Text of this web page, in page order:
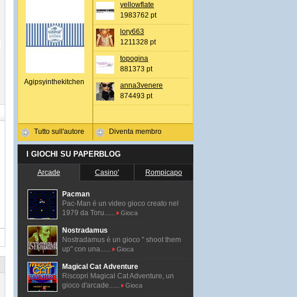
Agipsyinthekitchen
Tutto sull'autore
yellowflate
1983762 pt
lory663
1211328 pt
topogina
881373 pt
anna3venere
874493 pt
Diventa membro
I GIOCHI SU PAPERBLOG
Arcade Casino' Rompicapo
Pacman
Pac-Man é un video gioco creato nel
1979 da Toru......
Gioca
Nostradamus
Nostradamus è un gioco " shoot them
up" con una......
Gioca
Magical Cat Adventure
Riscopri Magical Cat Adventure, un
gioco d'arcade......
Gioca